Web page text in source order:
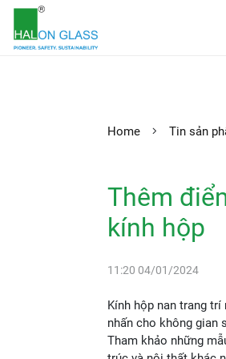
Home Tin sản
Thêm
kính hộp
11:20 04/01/2024
Kính hộp nan trang
nhấn cho không gian
Tham khảo những